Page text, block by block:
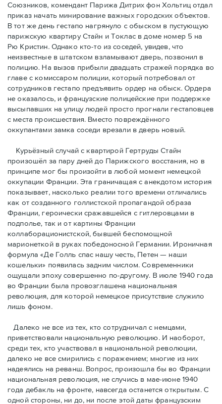
Союзников, комендант Парижа Дитрих фон Хольтиц отдал
приказ начать минирование важных городских объектов.
В тот же день гестапо нагрянуло с обыском в пустующую
парижскую квартиру Стайн и Токлaс в домe номер 5 на
Рю Кристин. Однако кто-то из соседей, увидев, что
неизвестные в штатском взламывают дверь, позвонил в
полицию. На вызов прибыли двадцать стражей порядка во
главе с комиссаром полиции, который потребовал от
сотрудников гестапо предъявить ордер на обыск. Ордера
не оказалось, и французские полицейские при поддержке
высыпавших на улицу людей просто прогнали гестаповцев
с места происшествия. Вместо повреждённого
оккупантами замка соседи врезали в дверь новый.
Курьёзный случай с квартирой Гертруды Стайн
произошёл за пару дней до Парижского восстания, но в
принципe мог бы произойти в любой момент немецкой
оккупации Франции. Эта граничащая с анекдотом история
показывает, насколько реалии того времени отличались
как от созданного голлистской пропагандой образа
Франции, героически сражавшейся с гитлеровцами в
подполье, так и от картины Франции
коллаборационистской, бывшей беспомощной
марионеткой в руках победоносной Германии. Ироничная
формула «Де Голль спас нашу честь, Петен — наши
кошельки» появилась задним числом. Современники
ощущали эпоху совершенно по-другому. В июле 1940 года
во Франции была провозглашена национальная
революция, для которой немецкое присутствие служило
лишь фоном.
Далеко не все из тех, кто сотрудничал с немцами,
приветствовали национальную революцию. И наоборот,
среди тех, кто участвовал в национальной революции,
далеко не все смирились с поражением; многие из них
надеялись на реванш. Вопрос, произошла бы во Франции
национальная революция, не случись в мае-июне 1940
года дебакль на фронте, навсегда останется открытым. С
одной стороны, ни до, ни после этой даты французским